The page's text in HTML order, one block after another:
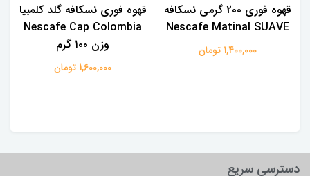
قهوه فوری 2۰۰ گرمی نسکافه
Nescafe Matinal SUAVE
1,400,000 تومان
قهوه فوری نسکافه گلد کلمبیا
Nescafe Cap Colombia
وزن ۱۰۰ گرم
1,600,000 تومان
دسترسی سریع